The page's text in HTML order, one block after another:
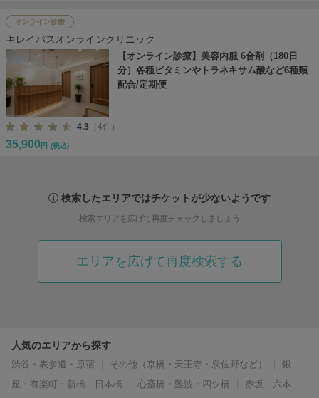
オンライン診療
キレイパスオンラインクリニック
【オンライン診療】美容内服 6合剤（180日
分）各種ビタミンやトラネキサム酸など6種類
配合/定期便
4.3 （4件）
35,900 円 (税込)
検索したエリアではチケットが少ないようです
検索エリアを広げて再度チェックしましょう
エリアを広げて再度検索する
人気のエリアから探す
渋谷・表参道・原宿 その他（京橋・天王寺・泉佐野など）
銀
座・有楽町・新橋・日本橋
心斎橋・難波・四ツ橋
赤坂・六本